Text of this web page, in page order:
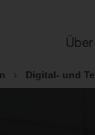
Digital- und